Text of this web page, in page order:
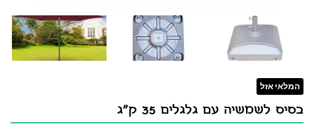
המלאי אזל
בסיס לשמשיה עם גלגלים 35 ק"ג